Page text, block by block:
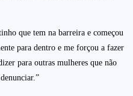
que tem na barreira e começou
para dentro e me forçou a fazer
para outras mulheres que não